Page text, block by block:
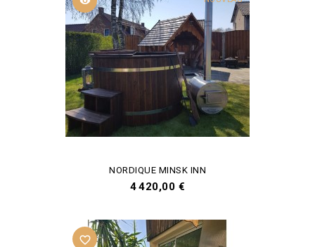
NORDIQUE MINSK INN
Prix
4 420,00 €
favorite_border